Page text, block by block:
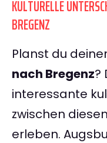
KULTURELLE
BREGENZ
Planst du
nach Bregenz?
interessante
zwischen
erleben.